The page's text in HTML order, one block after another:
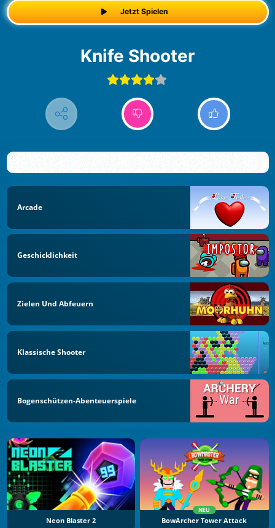
Jetzt Spielen
Knife Shooter
Arcade
Geschicklichkeit
Zielen Und Abfeuern
Klassische Shooter
Bogenschützen-Abenteuerspiele
Neon Blaster 2
NEU
BowArcher Tower Attack